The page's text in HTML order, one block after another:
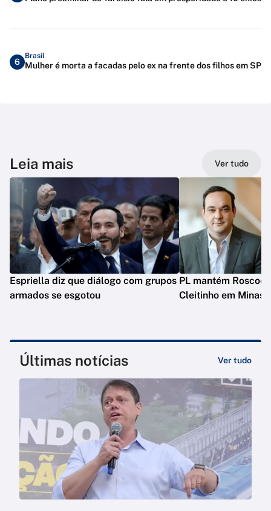
6
Brasil
Mulher é morta a facadas pelo ex na frente dos filhos em SP
Leia mais Ver tudo
Espriella diz que diálogo com grupos
armados se esgotou
PL mantém Roscoe
Cleitinho em Minas
Últimas notícias Ver tudo